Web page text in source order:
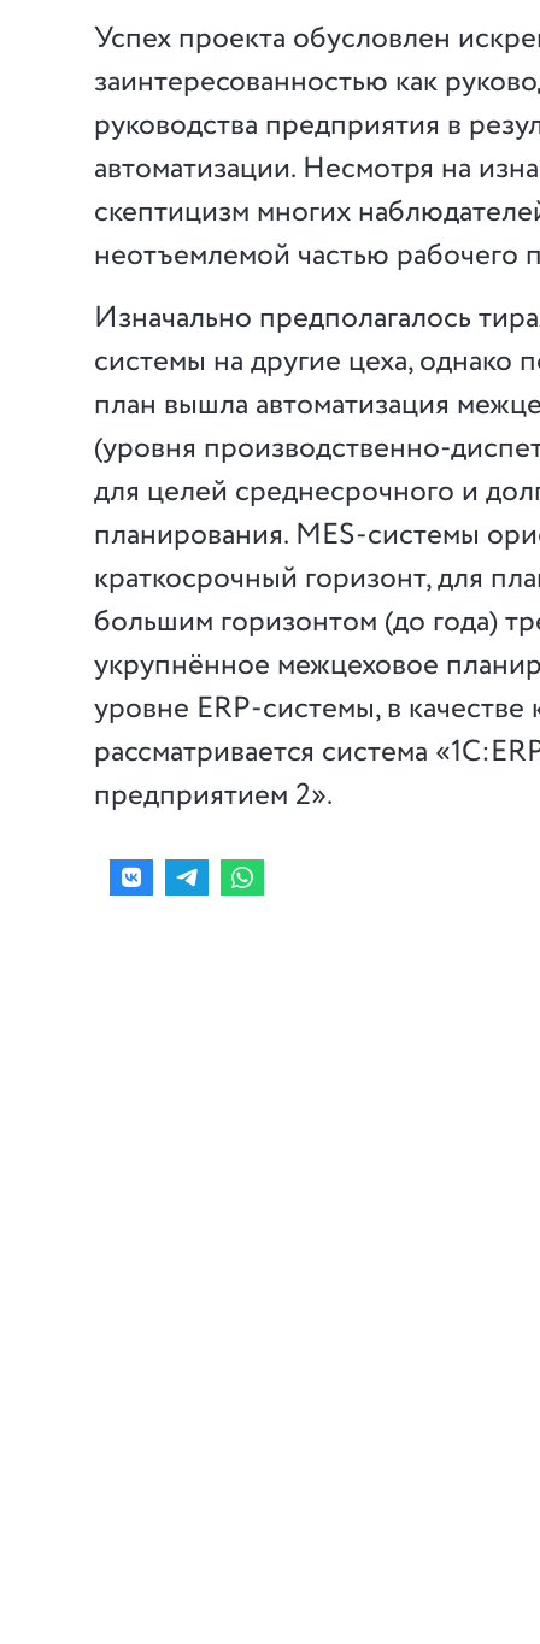
Успех проекта обусловлен
заинтересованностью как
руководства предприятия в
автоматизации. Несмотря на
скептицизм многих
неотъемлемой частью рабочего
Изначально предполагалось
системы на другие цеха, однако
план вышла автоматизация
(уровня производственно-
для целей среднесрочного и
планирования. MES-системы
краткосрочный горизонт, для
большим горизонтом (до года)
укрупнённое межцеховое
уровне ERP-системы, в качестве
рассматривается система
предприятием 2».